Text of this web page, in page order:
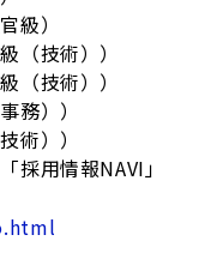
級）
（技術））
（技術））
務））
術））
採用情報NAVI」